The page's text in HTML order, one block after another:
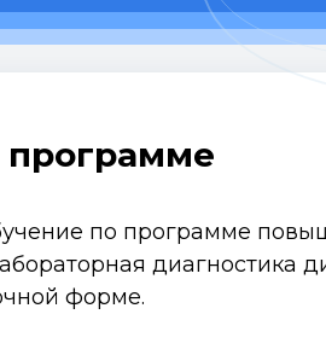
по программе
диагностика
форме.